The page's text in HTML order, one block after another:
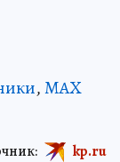
,MAX
kp.ru